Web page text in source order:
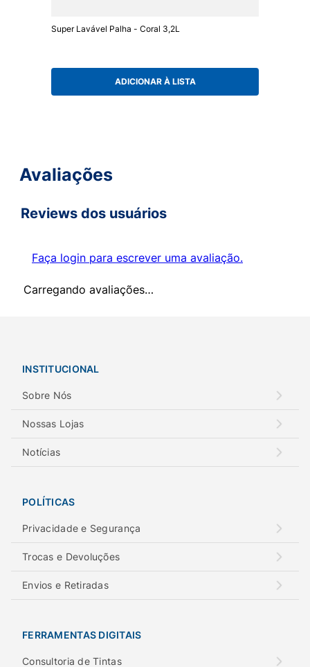
Super Lavável Palha - Coral 3,2L
ADICIONAR À LISTA
Avaliações
Reviews dos usuários
Faça login para escrever uma avaliação.
Carregando avaliações…
INSTITUCIONAL
Sobre Nós
Nossas Lojas
Notícias
POLÍTICAS
Privacidade e Segurança
Trocas e Devoluções
Envios e Retiradas
FERRAMENTAS DIGITAIS
Consultoria de Tintas